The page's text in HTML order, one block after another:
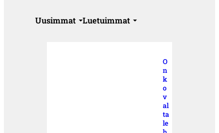
Uusimmat Luetuimmat
O
n
k
o
v
al
ta
le